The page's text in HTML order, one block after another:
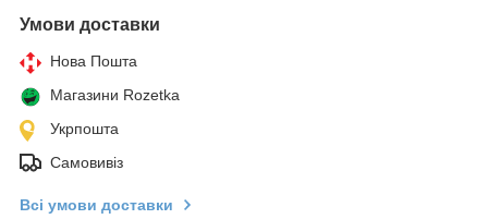
Умови доставки
Нова Пошта
Магазини Rozetka
Укрпошта
Самовивіз
Всі умови доставки